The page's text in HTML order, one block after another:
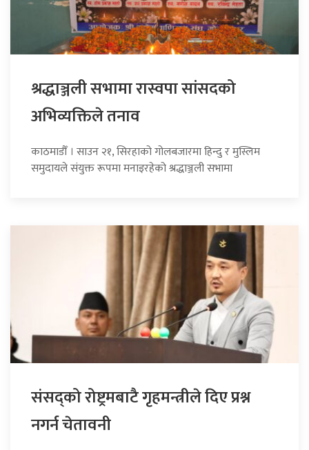
श्रद्धाञ्जली सभामा रास्वपा सांसदको
अभिव्यक्तिले तनाव
काठमाडौँ । साउन २१, सिरहाको गोलबजारमा हिन्दु र मुस्लिम
समुदायले संयुक्त रूपमा मनाइरहेको श्रद्धाञ्जली सभामा
संसद्को रोष्ट्रमबाटै गृहमन्त्रीले दिए प्रश्न
नगर्न चेतावनी